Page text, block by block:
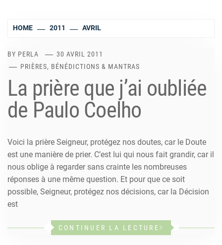
HOME 2011 AVRIL
BY PERLA
30 AVRIL 2011
PRIÈRES, BÉNÉDICTIONS & MANTRAS
La prière que j’ai oubliée
de Paulo Coelho
Voici la prière Seigneur, protégez nos doutes, car le Doute
est une manière de prier. C’est lui qui nous fait grandir, car il
nous oblige à regarder sans crainte les nombreuses
réponses à une même question. Et pour que ce soit
possible, Seigneur, protégez nos décisions, car la Décision
est
CONTINUER LA LECTURE